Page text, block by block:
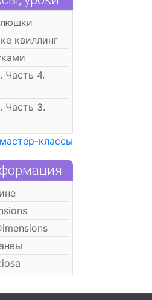
квиллинг
Часть 4.
Часть 3.
классы